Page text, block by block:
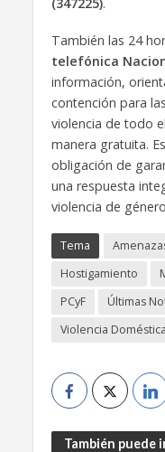
También las 24
telefónica
información,
contención para
violencia de todo
manera gratuita.
obligación de
una respuesta
violencia de
Tema
Hostigamiento
PCyF
Últimas
Violencia Doméstica
También puede